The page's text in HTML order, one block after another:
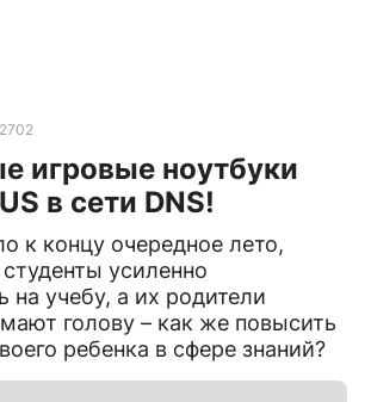
2702
игровые ноутбуки
в сети DNS!
к концу очередное лето,
усиленно
на учебу, а их родители
голову – как же повысить
ребенка в сфере знаний?